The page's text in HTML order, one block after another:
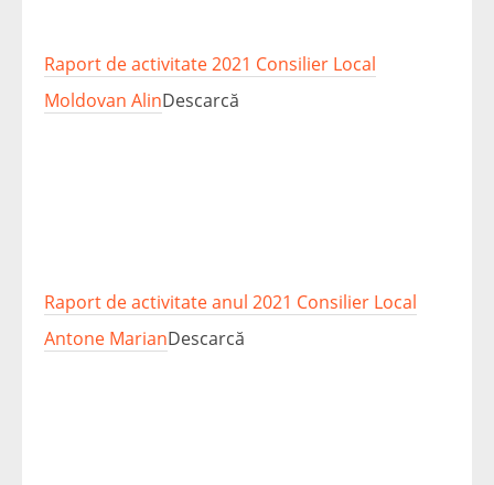
Raport de activitate 2021 Consilier Local
Moldovan AlinDescarcă
Raport de activitate anul 2021 Consilier Local
Antone MarianDescarcă